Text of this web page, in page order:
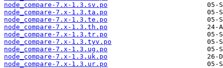
node_compare-7.x-1.3.sv.po
node_compare-7.x-1.3.ta.po
node_compare-7.x-1.3.te.po
node_compare-7.x-1.3.th.po
node_compare-7.x-1.3.tr.po
node_compare-7.x-1.3.tyv.po
node_compare-7.x-1.3.ug.po
node_compare-7.x-1.3.uk.po
node_compare-7.x-1.3.ur.po